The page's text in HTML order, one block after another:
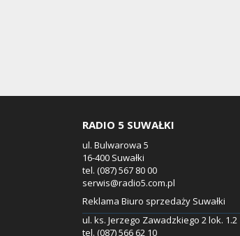
RADIO 5 SUWAŁKI
ul. Bulwarowa 5
16-400 Suwałki
tel. (087) 567 80 00
serwis@radio5.com.pl
Reklama Biuro sprzedaży Suwałki
ul. ks. Jerzego Zawadzkiego 2 lok. 1.2
tel. (087) 566 62 10